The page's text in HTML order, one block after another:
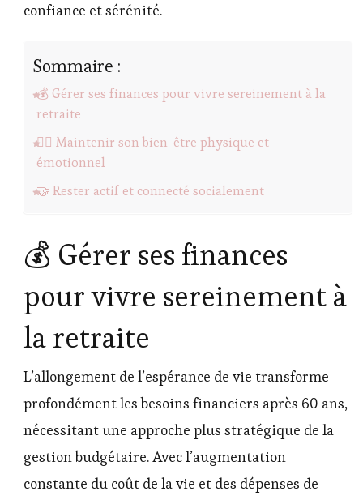
confiance et sérénité.
Sommaire :
💰 Gérer ses finances pour vivre sereinement à la
retraite
🧘‍♀️ Maintenir son bien-être physique et
émotionnel
🤝 Rester actif et connecté socialement
💰 Gérer ses finances
pour vivre sereinement à
la retraite
L’allongement de l’espérance de vie transforme
profondément les besoins financiers après 60 ans,
nécessitant une approche plus stratégique de la
gestion budgétaire. Avec l’augmentation
constante du coût de la vie et des dépenses de